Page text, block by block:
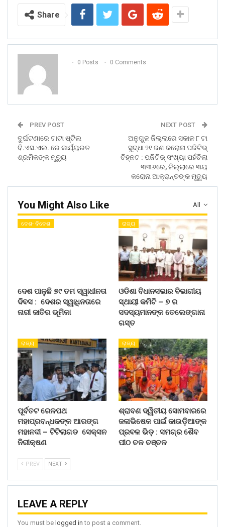
Share
0 Posts 0 Comments
PREV POST
ଦୁର୍ଘଟଣାରେ ଟାଟା ଷ୍ଟିଲ
ବି.ଏସ.ଏଲ. ରେ କାର୍ଯ୍ୟରତ
ଶ୍ରମିକଙ୍କ ମୃତ୍ୟୁ
NEXT POST
ଅନୁଗୁଳ ଜିଲ୍ଲାରେ ସକାଳ ୮ ଟା
ସୁଦ୍ଧା ୨୧ ଜଣ କରୋନା ପଜିଟିଭ୍
ଚିହ୍ନଟ : ପଜିଟିଭ୍ ସଂଖ୍ୟା ପହଁଚିଲା
୩୩୬ରେ, ଜିଲ୍ଲାରେ ୩ୟ
କରୋନା ଆକ୍ରାନ୍ତଙ୍କ ମୃତ୍ୟୁ
All
You Might Also Like
ଦେଶ- ବିଦେଶ
ଦେଶ ପାଳୁଛି ୭୯ ତମ ସ୍ୱାଧୀନତା
ଦିବସ : ଦେଶର ସ୍ୱାଧିନତାରେ
ନାରୀ ଜାତିର ଭୂମିକା
ରାଜ୍ୟ
ଓଡିଶା ବିଧାନସଭାର ବିଭାଗୀୟ
ସ୍ଥାୟୀ କମିଟି – ୭ ର
ସଦସ୍ୟମାନଙ୍କ ତେଲେଙ୍ଗାନା
ଗସ୍ତ
ରାଜ୍ୟ
ପୂର୍ବତଟ ରେଳପଥ
ମହାପ୍ରବନ୍ଧକଙ୍କ ଆରଙ୍ଗ
ମହାନଦୀ – ଟିଟିଲାଗଡ ସେକ୍ସନ
ନିରୀକ୍ଷଣ
ରାଜ୍ୟ
ଶ୍ରାବଣ ଦ୍ୱିତୀୟ ସୋମବାରରେ
ଜଳାଭିଷେକ ପାଇଁ କାଉଡ଼ିଆଙ୍କ
ପ୍ରବଳ ଭିଡ଼ : ସମଗ୍ର ଶୈବ
ପୀଠ ଚଳ ଚଞ୍ଚଳ
PREV NEXT
LEAVE A REPLY
You must be logged in to post a comment.